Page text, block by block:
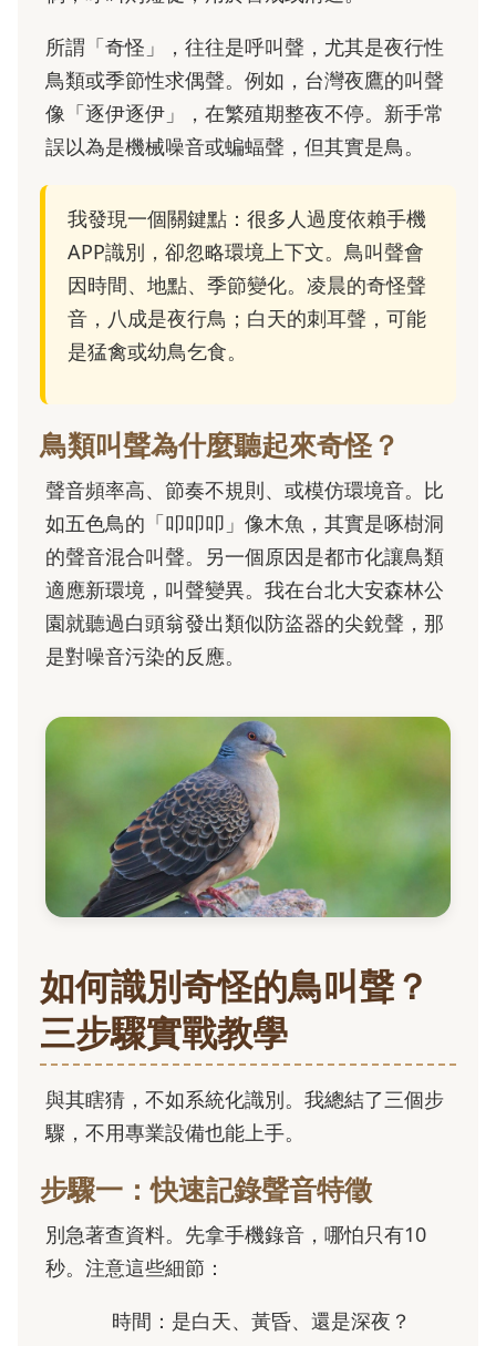
所謂「奇怪」，往往是呼叫聲，尤其是夜行性
鳥類或季節性求偶聲。例如，台灣夜鷹的叫聲
像「逐伊逐伊」，在繁殖期整夜不停。新手常
誤以為是機械噪音或蝙蝠聲，但其實是鳥。
我發現一個關鍵點：很多人過度依賴手機
APP識別，卻忽略環境上下文。鳥叫聲會
因時間、地點、季節變化。凌晨的奇怪聲
音，八成是夜行鳥；白天的刺耳聲，可能
是猛禽或幼鳥乞食。
鳥類叫聲為什麼聽起來奇怪？
聲音頻率高、節奏不規則、或模仿環境音。比
如五色鳥的「叩叩叩」像木魚，其實是啄樹洞
的聲音混合叫聲。另一個原因是都市化讓鳥類
適應新環境，叫聲變異。我在台北大安森林公
園就聽過白頭翁發出類似防盜器的尖銳聲，那
是對噪音污染的反應。
如何識別奇怪的鳥叫聲？
三步驟實戰教學
與其瞎猜，不如系統化識別。我總結了三個步
驟，不用專業設備也能上手。
步驟一：快速記錄聲音特徵
別急著查資料。先拿手機錄音，哪怕只有10
秒。注意這些細節：
時間：是白天、黃昏、還是深夜？